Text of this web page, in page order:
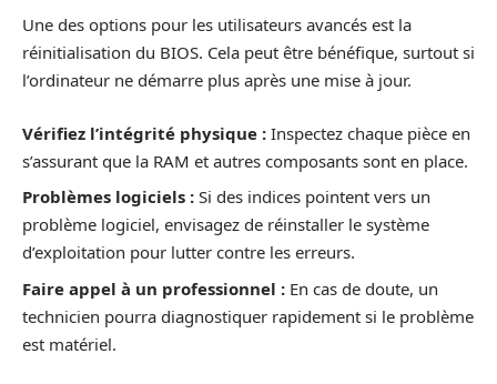
Une des options pour les utilisateurs avancés est la
réinitialisation du BIOS. Cela peut être bénéfique, surtout si
l’ordinateur ne démarre plus après une mise à jour.
Vérifiez l’intégrité physique : Inspectez chaque pièce en
s’assurant que la RAM et autres composants sont en place.
Problèmes logiciels : Si des indices pointent vers un
problème logiciel, envisagez de réinstaller le système
d’exploitation pour lutter contre les erreurs.
Faire appel à un professionnel : En cas de doute, un
technicien pourra diagnostiquer rapidement si le problème
est matériel.